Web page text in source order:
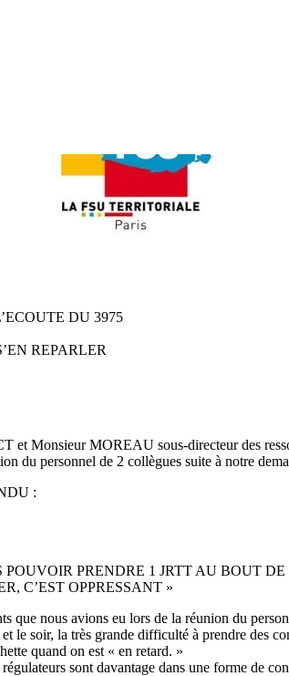
DU 3975
REPARLER
et Monsieur MOREAU sous-directeur des
du personnel de 2 collègues suite à notre
:
POUVOIR PRENDRE 1 JRTT AU BOUT
C’EST OPPRESSANT »
que nous avions eu lors de la réunion du
le soir, la très grande difficulté à prendre des
quand on est « en retard. »
sont davantage dans une forme de